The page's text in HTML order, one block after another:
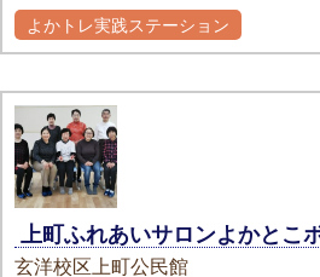
よかトレ実践ステーション
上町ふれあいサロンよかとこ
玄洋校区上町公民館